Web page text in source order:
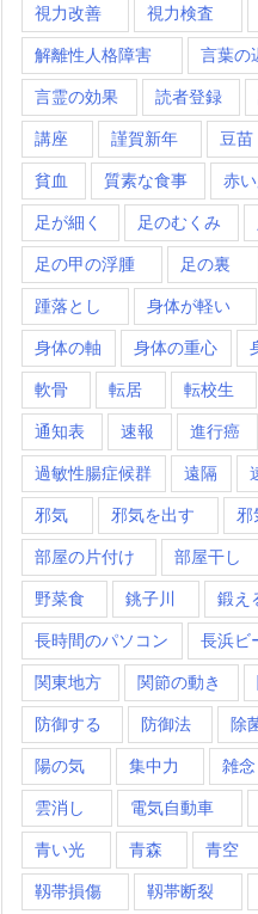
視力改善 視力検査
解離性人格障害 言葉の
言霊の効果 読者登録
講座 謹賀新年 豆苗
貧血 質素な食事 赤
足が細く 足のむくみ
足の甲の浮腫 足の裏
踵落とし 身体が軽い
身体の軸 身体の重心
軟骨 転居 転校生
通知表 速報 進行癌
過敏性腸症候群 遠隔
邪気 邪気を出す 邪
部屋の片付け 部屋干し
野菜食 銚子川 鍛え
長時間のパソコン 長浜ビ
関東地方 関節の動き
防御する 防御法 除
陽の気 集中力 雑念
雲消し 電気自動車
青い光 青森 青空
靱帯損傷 靱帯断裂